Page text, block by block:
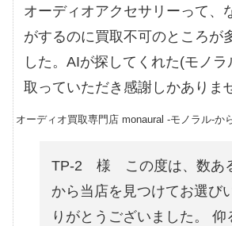
オーディオアクセサリーって、
がするのに買取不可のところが
した。AIが探してくれた(モノ
取っていただき感謝しかありま
オーディオ買取専門店 monaural -モノラル-か
TP-2 様 この度は、数あ
から当店を見つけてお選び
りがとうございました。 仰